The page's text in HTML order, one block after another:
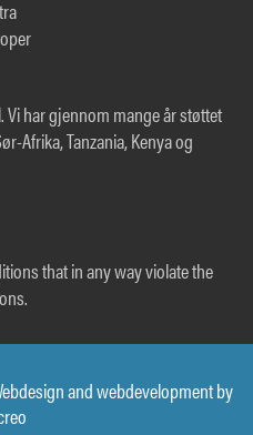
Vi har gjennom mange år støttet
Afrika, Tanzania, Kenya og
that in any way violate the
and webdevelopment by